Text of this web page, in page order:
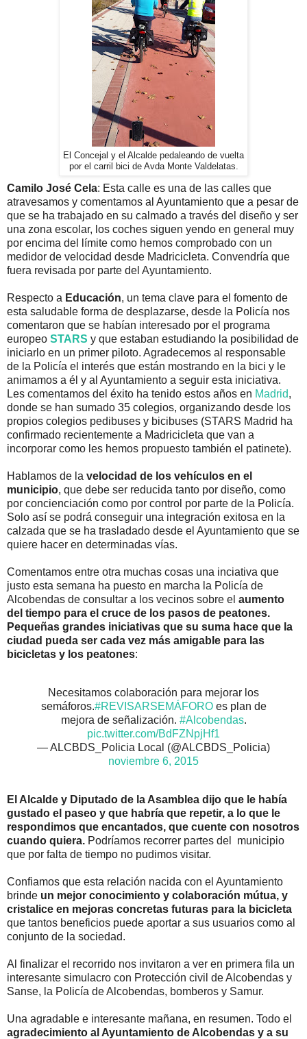
El Concejal y el Alcalde pedaleando de vuelta
por el carril bici de Avda Monte Valdelatas.
Camilo José Cela: Esta calle es una de las calles que
atravesamos y comentamos al Ayuntamiento que a pesar de
que se ha trabajado en su calmado a través del diseño y ser
una zona escolar, los coches siguen yendo en general muy
por encima del límite como hemos comprobado con un
medidor de velocidad desde Madricicleta. Convendría que
fuera revisada por parte del Ayuntamiento.
Respecto a Educación, un tema clave para el fomento de
esta saludable forma de desplazarse, desde la Policía nos
comentaron que se habían interesado por el programa
europeo STARS y que estaban estudiando la posibilidad de
iniciarlo en un primer piloto. Agradecemos al responsable
de la Policía el interés que están mostrando en la bici y le
animamos a él y al Ayuntamiento a seguir esta iniciativa.
Les comentamos del éxito ha tenido estos años en Madrid,
donde se han sumado 35 colegios, organizando desde los
propios colegios pedibuses y bicibuses (STARS Madrid ha
confirmado recientemente a Madricicleta que van a
incorporar como les hemos propuesto también el patinete).
Hablamos de la velocidad de los vehículos en el
municipio, que debe ser reducida tanto por diseño, como
por concienciación como por control por parte de la Policía.
Solo así se podrá conseguir una integración exitosa en la
calzada que se ha trasladado desde el Ayuntamiento que se
quiere hacer en determinadas vías.
Comentamos entre otra muchas cosas una inciativa que
justo esta semana ha puesto en marcha la Policía de
Alcobendas de consultar a los vecinos sobre el aumento
del tiempo para el cruce de los pasos de peatones.
Pequeñas grandes iniciativas que su suma hace que la
ciudad pueda ser cada vez más amigable para las
bicicletas y los peatones:
Necesitamos colaboración para mejorar los
semáforos.#REVISARSEMÁFOROes plan de
mejora de señalización. #Alcobendas.
pic.twitter.com/BdFZNpjHf1
— ALCBDS_Policia Local (@ALCBDS_Policia)
noviembre 6, 2015
El Alcalde y Diputado de la Asamblea dijo que le había
gustado el paseo y que habría que repetir, a lo que le
respondimos que encantados, que cuente con nosotros
cuando quiera. Podríamos recorrer partes del municipio
que por falta de tiempo no pudimos visitar.
Confiamos que esta relación nacida con el Ayuntamiento
brinde un mejor conocimiento y colaboración mútua, y
cristalice en mejoras concretas futuras para la bicicleta
que tantos beneficios puede aportar a sus usuarios como al
conjunto de la sociedad.
Al finalizar el recorrido nos invitaron a ver en primera fila un
interesante simulacro con Protección civil de Alcobendas y
Sanse, la Policía de Alcobendas, bomberos y Samur.
Una agradable e interesante mañana, en resumen. Todo el
agradecimiento al Ayuntamiento de Alcobendas y a su